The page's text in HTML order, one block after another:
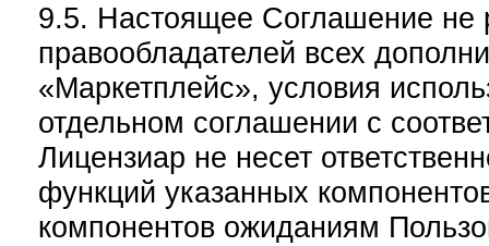
9.5. Настоящее Соглашение не
правообладателей всех
«Маркетплейс», условия
отдельном соглашении с
Лицензиар не несет
функций указанных
компонентов ожиданиям